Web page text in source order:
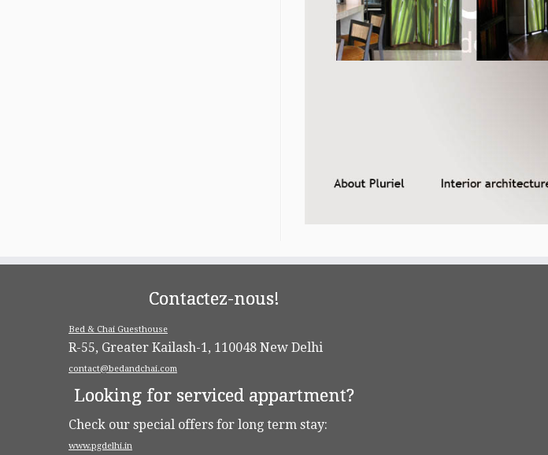
Contactez-nous!
Bed & Chai Guesthouse
R-55, Greater Kailash-1, 110048 New Delhi
contact@bedandchai.com
Looking for serviced appartment?
Check our special offers for long term stay:
www.pgdelhi.in